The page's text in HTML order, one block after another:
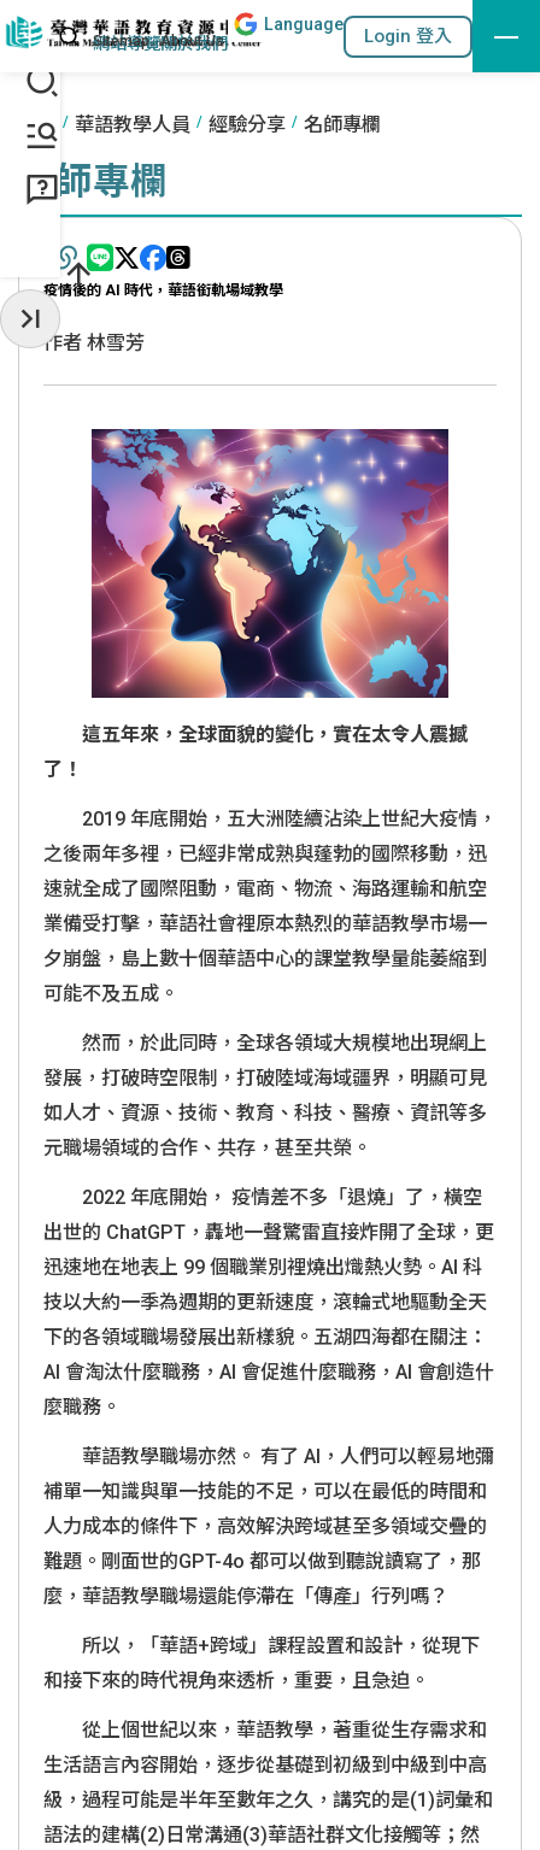
跳到主要內容區塊
::: 站內搜尋
網站導覽關於我們
Language
Login 登入
:::
首頁 華語教學人員 經驗分享 名師專欄
名師專欄
疫情後的 AI 時代，華語銜軌場域教學
作者 林雪芳
這五年來，全球面貌的變化，實在太令人震撼
了！
2019 年底開始，五大洲陸續沾染上世紀大疫情，
之後兩年多裡，已經非常成熟與蓬勃的國際移動，迅
速就全成了國際阻動，電商、物流、海路運輸和航空
業備受打擊，華語社會裡原本熱烈的華語教學市場一
夕崩盤，島上數十個華語中心的課堂教學量能萎縮到
可能不及五成。
然而，於此同時，全球各領域大規模地出現網上
發展，打破時空限制，打破陸域海域疆界，明顯可見
如人才、資源、技術、教育、科技、醫療、資訊等多
元職場領域的合作、共存，甚至共榮。
2022 年底開始， 疫情差不多「退燒」了，橫空
出世的 ChatGPT，轟地一聲驚雷直接炸開了全球，更
迅速地在地表上 99 個職業別裡燒出熾熱火勢。AI 科
技以大約一季為週期的更新速度，滾輪式地驅動全天
下的各領域職場發展出新樣貌。五湖四海都在關注：
AI 會淘汰什麼職務，AI 會促進什麼職務，AI 會創造什
麼職務。
華語教學職場亦然。 有了 AI，人們可以輕易地彌
補單一知識與單一技能的不足，可以在最低的時間和
人力成本的條件下，高效解決跨域甚至多領域交疊的
難題。剛面世的GPT-4o 都可以做到聽說讀寫了，那
麼，華語教學職場還能停滯在「傳產」行列嗎？
所以，「華語+跨域」課程設置和設計，從現下
和接下來的時代視角來透析，重要，且急迫。
從上個世紀以來，華語教學，著重從生存需求和
生活語言內容開始，逐步從基礎到初級到中級到中高
級，過程可能是半年至數年之久，講究的是(1)詞彙和
語法的建構(2)日常溝通(3)華語社群文化接觸等；然
收起常用服務